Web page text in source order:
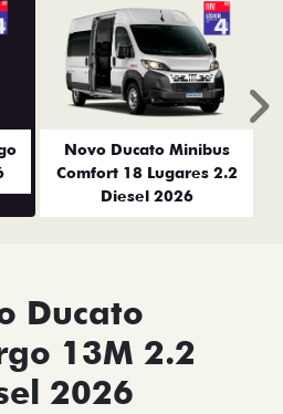
Novo Ducato Minibus
Comfort 18 Lugares 2.2
Diesel 2026
Ducato
13M 2.2
2026